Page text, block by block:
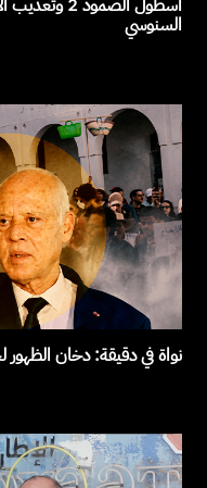
أسطول
السنوسي
نواة في دقيقة: دخان